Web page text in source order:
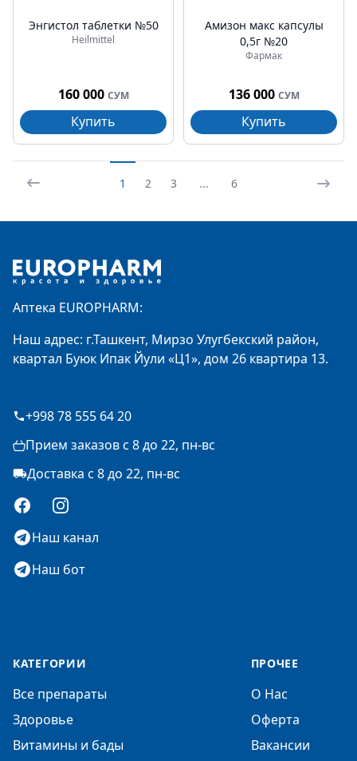
Энгистол таблетки №50
Heilmittel
160 000 СУМ
Купить
Амизон макс капсулы
0,5г №20
Фармак
136 000 СУМ
Купить
1 2 3 ... 6
Аптека EUROPHARM:
Наш адрес: г.Ташкент, Мирзо Улугбекский район,
квартал Буюк Ипак Йули «Ц1», дом 26 квартира 13.
+998 78 555 64 20
Прием заказов с 8 до 22, пн-вс
Доставка с 8 до 22, пн-вс
FacebookInstagram
Наш канал
Наш бот
КАТЕГОРИИ
Все препараты
Здоровье
Витамины и бады
ПРОЧЕЕ
О Нас
Оферта
Вакансии